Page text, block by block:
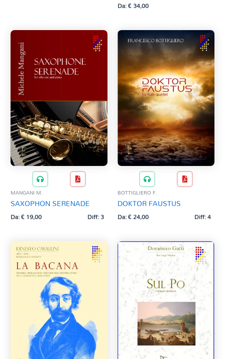
Da:€34,00
MANGANI M.
SAXOPHON SERENADE
Da:€19,00 Diff: 3
BOTTIGLIERO F.
DOKTOR FAUSTUS
Da:€24,00 Diff: 4